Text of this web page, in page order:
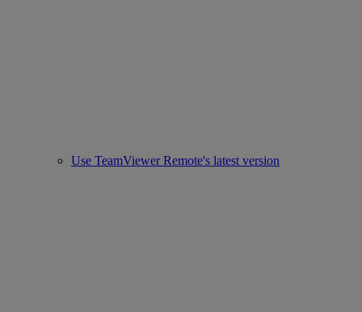
Use TeamViewer Remote's latest version